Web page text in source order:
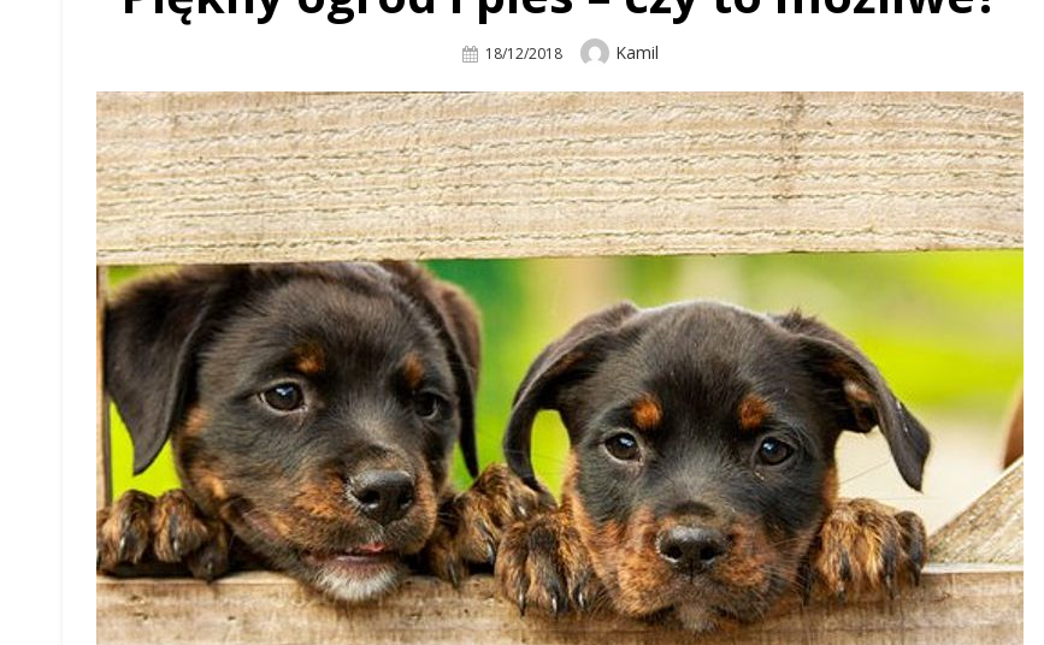
Posted
18/12/2018 Author
Kamil